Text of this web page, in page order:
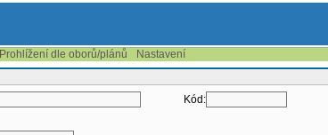
Prohlížení dle oborů/plánů
Nastavení
Kód: